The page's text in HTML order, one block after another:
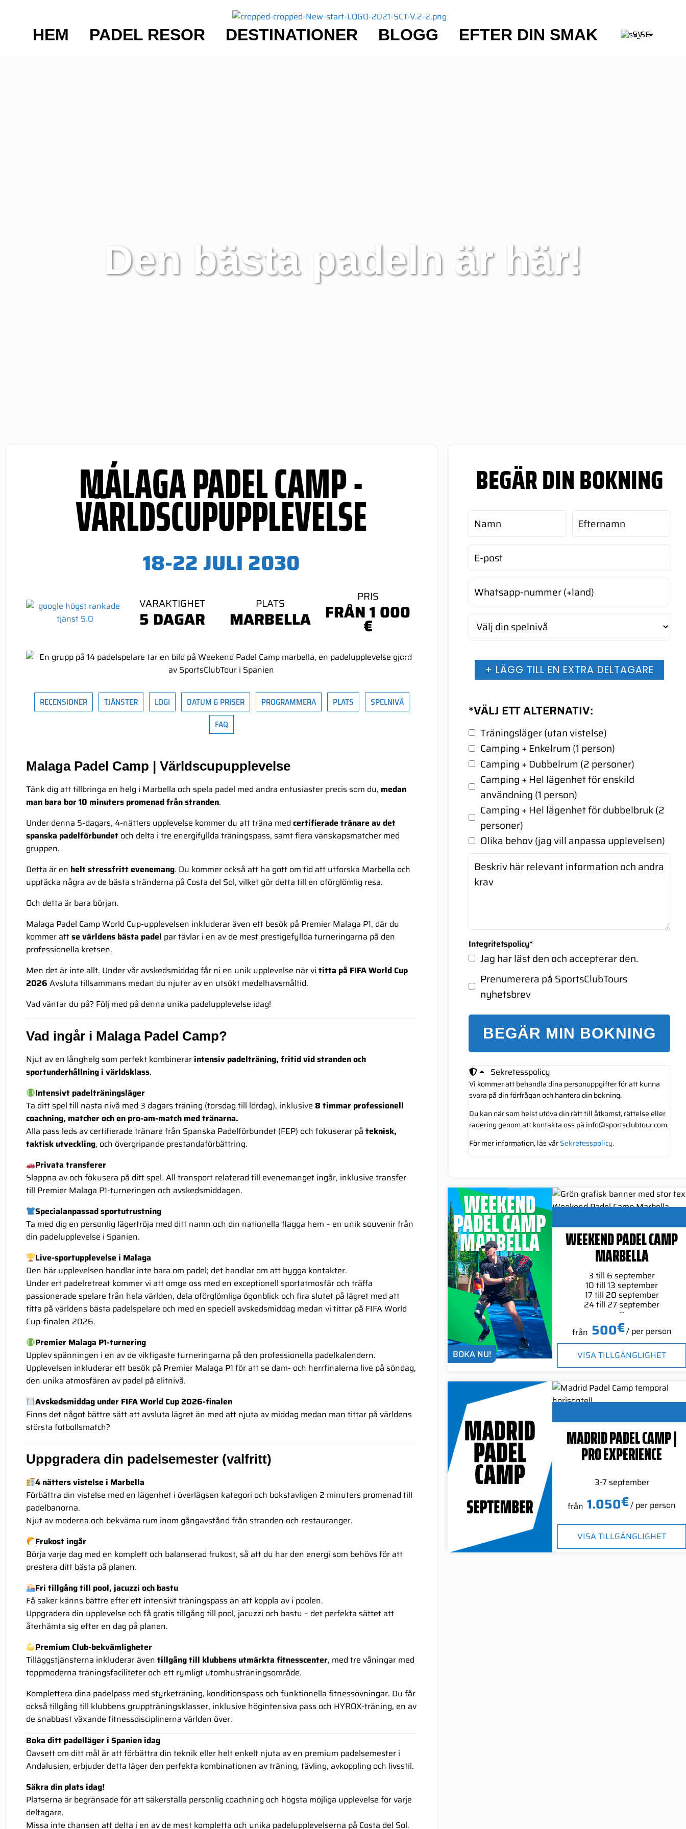
HEM PADEL RESOR DESTINATIONER BLOGG EFTER DIN SMAK SV
Den bästa padeln är här!
MÁLAGA PADEL CAMP -
VÄRLDSCUPUPPLEVELSE
18-22 JULI 2030
VARAKTIGHET
5 DAGAR
PLATS
MARBELLA
PRIS
FRÅN 1 000
€
RECENSIONER TJÄNSTER LOGI DATUM & PRISER PROGRAMMERA PLATS
SPELNIVÅ
FAQ
Malaga Padel Camp | Världscupupplevelse
Tänk dig att tillbringa en helg i Marbella och spela padel med andra entusiaster precis som du, medan
man bara bor 10 minuters promenad från stranden.
Under denna 5-dagars, 4-nätters upplevelse kommer du att träna med certifierade tränare av det
spanska padelförbundet och delta i tre energifyllda träningspass, samt flera vänskapsmatcher med
gruppen.
Detta är en helt stressfritt evenemang. Du kommer också att ha gott om tid att utforska Marbella och
upptäcka några av de bästa stränderna på Costa del Sol, vilket gör detta till en oförglömlig resa.
Och detta är bara början.
Malaga Padel Camp World Cup-upplevelsen inkluderar även ett besök på Premier Malaga P1, där du
kommer attse världens bästa padel par tävlar i en av de mest prestigefyllda turneringarna på den
professionella kretsen.
Men det är inte allt. Under vår avskedsmiddag får ni en unik upplevelse när vi titta på FIFA World Cup
2026 Avsluta tillsammans medan du njuter av en utsökt medelhavsmåltid.
Vad väntar du på? Följ med på denna unika padelupplevelse idag!
Vad ingår i Malaga Padel Camp?
Njut av en långhelg som perfekt kombinerar intensiv padelträning, fritid vid stranden och
sportunderhållning i världsklass.
Intensivt padelträningsläger
Ta ditt spel till nästa nivå med 3 dagars träning (torsdag till lördag), inklusive 8 timmar professionell
coachning, matcher och en pro-am-match med tränarna.
Alla pass leds av certifierade tränare från Spanska Padelförbundet (FEP) och fokuserar på teknisk,
taktisk utveckling, och övergripande prestandaförbättring.
Privata transferer
Slappna av och fokusera på ditt spel. All transport relaterad till evenemanget ingår, inklusive transfer
till Premier Malaga P1-turneringen och avskedsmiddagen.
Specialanpassad sportutrustning
Ta med dig en personlig lägertröja med ditt namn och din nationella flagga hem – en unik souvenir från
din padelupplevelse i Spanien.
Live-sportupplevelse i Malaga
Den här upplevelsen handlar inte bara om padel; det handlar om att bygga kontakter.
Under ert padelretreat kommer vi att omge oss med en exceptionell sportatmosfär och träffa
passionerade spelare från hela världen, dela oförglömliga ögonblick och fira slutet på lägret med att
titta på världens bästa padelspelare och med en speciell avskedsmiddag medan vi tittar på FIFA World
Cup-finalen 2026.
Premier Malaga P1-turnering
Upplev spänningen i en av de viktigaste turneringarna på den professionella padelkalendern.
Upplevelsen inkluderar ett besök på Premier Malaga P1 för att se dam- och herrfinalerna live på söndag,
den unika atmosfären av padel på elitnivå.
Avskedsmiddag under FIFA World Cup 2026-finalen
Finns det något bättre sätt att avsluta lägret än med att njuta av middag medan man tittar på världens
största fotbollsmatch?
Uppgradera din padelsemester (valfritt)
4 nätters vistelse i Marbella
Förbättra din vistelse med en lägenhet i överlägsen kategori och bokstavligen 2 minuters promenad till
padelbanorna.
Njut av moderna och bekväma rum inom gångavstånd från stranden och restauranger.
Frukost ingår
Börja varje dag med en komplett och balanserad frukost, så att du har den energi som behövs för att
prestera ditt bästa på planen.
Fri tillgång till pool, jacuzzi och bastu
Få saker känns bättre efter ett intensivt träningspass än att koppla av i poolen.
Uppgradera din upplevelse och få gratis tillgång till pool, jacuzzi och bastu – det perfekta sättet att
återhämta sig efter en dag på planen.
Premium Club-bekvämligheter
Tilläggstjänsterna inkluderar även tillgång till klubbens utmärkta fitnesscenter, med tre våningar med
toppmoderna träningsfaciliteter och ett rymligt utomhusträningsområde.
Komplettera dina padelpass med styrketräning, konditionspass och funktionella fitnessövningar. Du får
också tillgång till klubbens gruppträningsklasser, inklusive högintensiva pass och HYROX-träning, en av
de snabbast växande fitnessdisciplinerna världen över.
Boka ditt padelläger i Spanien idag
Oavsett om ditt mål är att förbättra din teknik eller helt enkelt njuta av en premium padelsemester i
Andalusien, erbjuder detta läger den perfekta kombinationen av träning, tävling, avkoppling och livsstil.
Säkra din plats idag!
Platserna är begränsade för att säkerställa personlig coachning och högsta möjliga upplevelse för varje
deltagare.
Missa inte chansen att delta i en av de mest kompletta och unika padelupplevelserna på Costa del Sol.
BEGÄR DIN BOKNING
+ LÄGG TILL EN EXTRA DELTAGARE
*VÄLJ ETT ALTERNATIV:
Träningsläger (utan vistelse)
Camping + Enkelrum (1 person)
Camping + Dubbelrum (2 personer)
Camping + Hel lägenhet för enskild
användning (1 person)
Camping + Hel lägenhet för dubbelbruk (2
personer)
Olika behov (jag vill anpassa upplevelsen)
Integritetspolicy*
Jag har läst den och accepterar den.
Prenumerera på SportsClubTours
nyhetsbrev
BEGÄR MIN BOKNING
Sekretesspolicy
Vi kommer att behandla dina personuppgifter för att kunna
svara på din förfrågan och hantera din bokning.
Du kan när som helst utöva din rätt till åtkomst, rättelse eller
radering genom att kontakta oss på info@sportsclubtour.com.
För mer information, läs vårSekretesspolicy.
BOKA NU!
WEEKEND PADEL CAMP
MARBELLA
3 till 6 september
10 till 13 september
17 till 20 september
24 till 27 september
…
från 500€/ per person
VISA TILLGÄNGLIGHET
MADRID PADEL CAMP |
PRO EXPERIENCE
3-7 september
från 1.050€/ per person
VISA TILLGÄNGLIGHET